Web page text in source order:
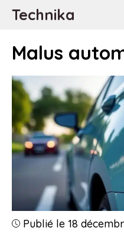
AllerTechnika
Malus
Publié le 18